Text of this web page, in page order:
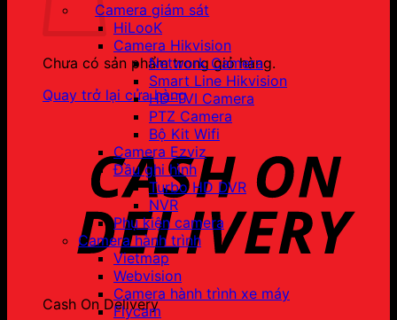
Chưa có sản phẩm trong giỏ hàng.
Quay trở lại cửa hàng
Cash On Delivery
Camera giám sát
HiLooK
Camera Hikvision
Network Camera
Smart Line Hikvision
HD-TVI Camera
PTZ Camera
Bộ Kit Wifi
Camera Ezviz
Đầu ghi hình
Turbo HD DVR
NVR
Phụ kiện camera
Camera hành trình
Vietmap
Webvision
Camera hành trình xe máy
Flycam